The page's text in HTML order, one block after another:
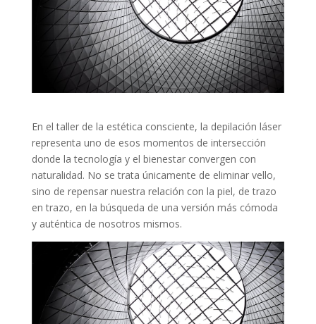
En el taller de la estética consciente, la depilación láser
representa uno de esos momentos de intersección
donde la tecnología y el bienestar convergen con
naturalidad. No se trata únicamente de eliminar vello,
sino de repensar nuestra relación con la piel, de trazo
en trazo, en la búsqueda de una versión más cómoda
y auténtica de nosotros mismos.